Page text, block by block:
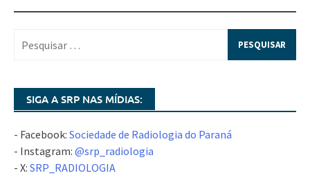
SIGA A SRP NAS MÍDIAS:
- Facebook: Sociedade de Radiologia do Paraná
- Instagram: @srp_radiologia
- X: SRP_RADIOLOGIA